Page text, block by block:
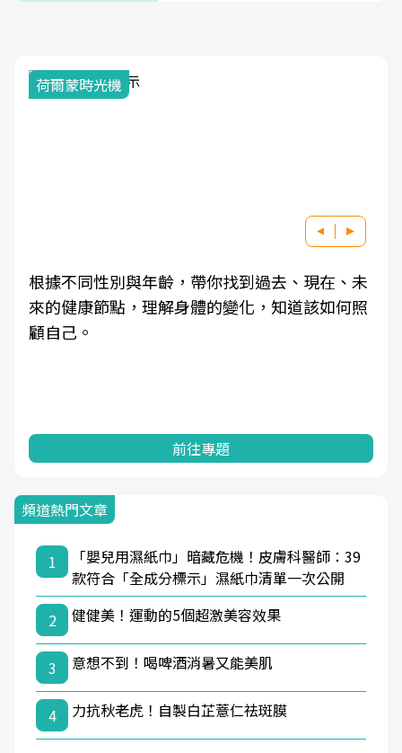
2025健檢服務大調查
因應超高齡社會來臨，良醫健康網推動「2025年
健檢服務大調查」，以倡議健康促進為目的，深
耕健康篩檢之於台灣民眾健康的關鍵角色，並透
前往專題
頻道熱門文章
1
「嬰兒用濕紙巾」暗藏危機！皮膚科醫師：39
款符合「全成分標示」濕紙巾清單一次公開
2
健健美！運動的5個超激美容效果
3 意想不到！喝啤酒消暑又能美肌
4 力抗秋老虎！自製白芷薏仁祛斑膜